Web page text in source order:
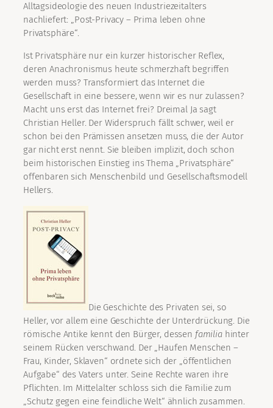
Alltagsideologie des neuen Industriezeitalters
nachliefert: „Post-Privacy – Prima leben ohne
Privatsphäre“.
Ist Privatsphäre nur ein kurzer historischer Reflex,
deren Anachronismus heute schmerzhaft begriffen
werden muss? Transformiert das Internet die
Gesellschaft in eine bessere, wenn wir es nur zulassen?
Macht uns erst das Internet frei? Dreimal Ja sagt
Christian Heller. Der Widerspruch fällt schwer, weil er
schon bei den Prämissen ansetzen muss, die der Autor
gar nicht erst nennt. Sie bleiben implizit, doch schon
beim historischen Einstieg ins Thema „Privatsphäre“
offenbaren sich Menschenbild und Gesellschaftsmodell
Hellers.
Die Geschichte des Privaten sei, so
Heller, vor allem eine Geschichte der Unterdrückung. Die
römische Antike kennt den Bürger, dessen familiahinter
seinem Rücken verschwand. Der „Haufen Menschen –
Frau, Kinder, Sklaven“ ordnete sich der „öffentlichen
Aufgabe“ des Vaters unter. Seine Rechte waren ihre
Pflichten. Im Mittelalter schloss sich die Familie zum
„Schutz gegen eine feindliche Welt“ ähnlich zusammen.